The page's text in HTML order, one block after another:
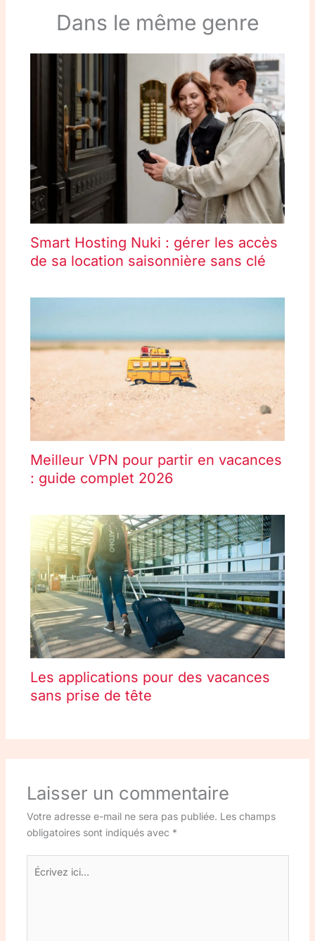
Dans le même genre
Smart Hosting Nuki : gérer les accès
de sa location saisonnière sans clé
Meilleur VPN pour partir en vacances
: guide complet 2026
Les applications pour des vacances
sans prise de tête
Laisser un commentaire
Votre adresse e-mail ne sera pas publiée. Les champs
obligatoires sont indiqués avec *
ici…